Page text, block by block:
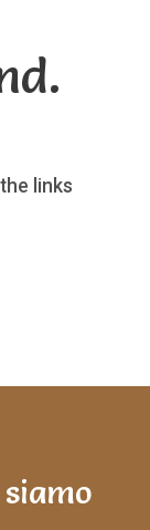
links
siamo